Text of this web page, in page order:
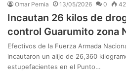
Omar Pernia 13/05/2026 0 42
Incautan 26 kilos de
control Guarumito zona
​Efectivos de la Fuerza Armada
incautaron un alijo de 26,360
estupefacientes en el Punto…